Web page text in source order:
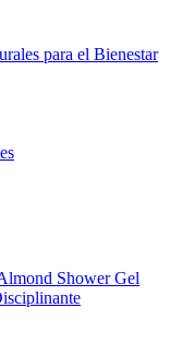
para el Bienestar
Shower Gel